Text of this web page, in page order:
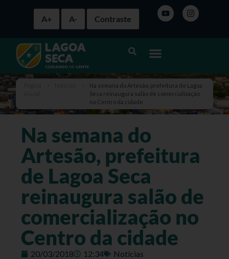
A+ A- Contraste
Na semana do Artesão, prefeitura de Lagoa
Seca reinaugura salão de comercialização
no Centro da cidade
Na semana do
Artesão, prefeitura
de Lagoa Seca
reinaugura salão de
comercialização no
Centro da cidade
20/03/2018 12:34 Notícias